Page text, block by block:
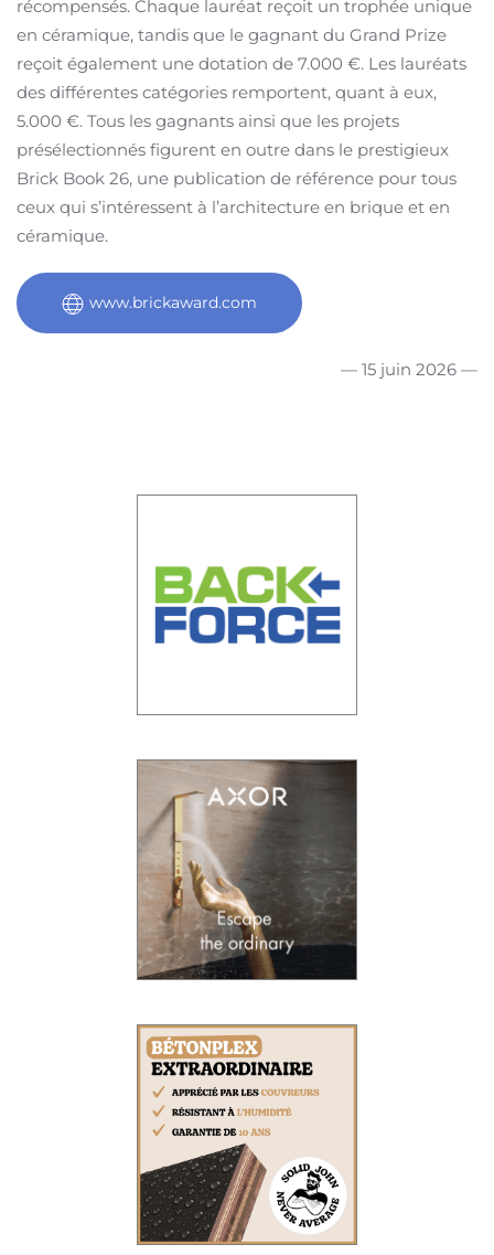
récompensés. Chaque lauréat reçoit un trophée unique
en céramique, tandis que le gagnant du Grand Prize
reçoit également une dotation de 7.000 €. Les lauréats
des différentes catégories remportent, quant à eux,
5.000 €. Tous les gagnants ainsi que les projets
présélectionnés figurent en outre dans le prestigieux
Brick Book 26, une publication de référence pour tous
ceux qui s’intéressent à l’architecture en brique et en
céramique.
www.brickaward.com
— 15 juin 2026 —